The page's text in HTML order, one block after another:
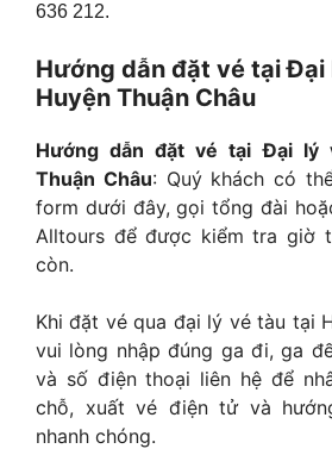
636 212.
Hướng dẫn đặt vé tại
Huyện Thuận Châu
Hướng dẫn đặt vé tại Đại lý
Thuận Châu: Quý khách có
form dưới đây, gọi tổng đài
Alltours để được kiểm tra giờ
còn.
Khi đặt vé qua đại lý vé tàu tại
vui lòng nhập đúng ga đi, ga
và số điện thoại liên hệ để
chỗ, xuất vé điện tử và
nhanh chóng.